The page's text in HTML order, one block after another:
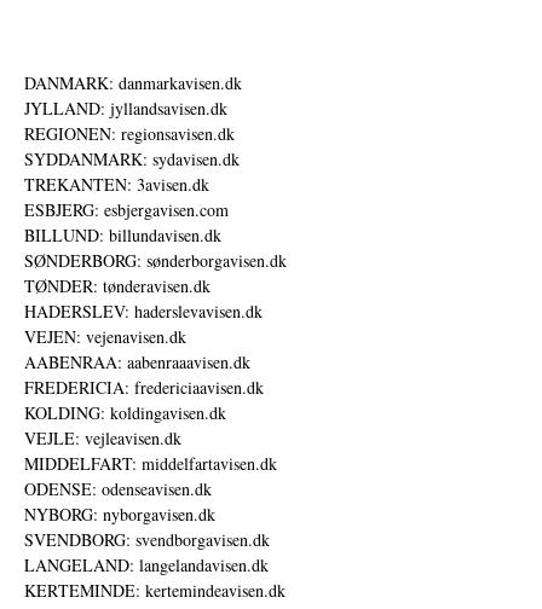
DANMARK: danmarkavisen.dk
JYLLAND: jyllandsavisen.dk
REGIONEN: regionsavisen.dk
SYDDANMARK: sydavisen.dk
TREKANTEN: 3avisen.dk
ESBJERG: esbjergavisen.com
BILLUND: billundavisen.dk
SØNDERBORG: sønderborgavisen.dk
TØNDER: tønderavisen.dk
HADERSLEV: haderslevavisen.dk
VEJEN: vejenavisen.dk
AABENRAA: aabenraaavisen.dk
FREDERICIA: fredericiaavisen.dk
KOLDING: koldingavisen.dk
VEJLE: vejleavisen.dk
MIDDELFART: middelfartavisen.dk
ODENSE: odenseavisen.dk
NYBORG: nyborgavisen.dk
SVENDBORG: svendborgavisen.dk
LANGELAND: langelandavisen.dk
KERTEMINDE: kertemindeavisen.dk